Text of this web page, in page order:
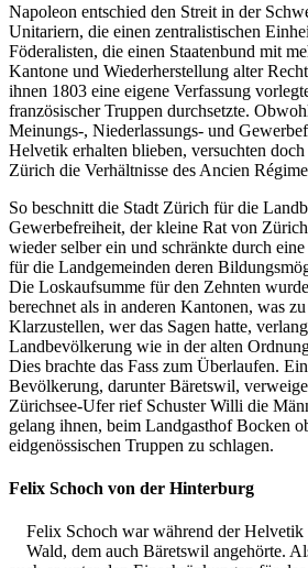
Napoleon entschied den Streit in der
Unitariern, die einen zentralistischen
Föderalisten, die einen Staatenbund mit
Kantone und Wiederherstellung alter
ihnen 1803 eine eigene Verfassung
französischer Truppen durchsetzte.
Meinungs-, Niederlassungs- und
Helvetik erhalten blieben, versuchten
Zürich die Verhältnisse des Ancien
So beschnitt die Stadt Zürich für die
Gewerbefreiheit, der kleine Rat von
wieder selber ein und schränkte durch
für die Landgemeinden deren
Die Loskaufsumme für den Zehnten
berechnet als in anderen Kantonen, was
Klarzustellen, wer das Sagen hatte,
Landbevölkerung wie in der alten
Dies brachte das Fass zum Überlaufen.
Bevölkerung, darunter Bäretswil,
Zürichsee-Ufer rief Schuster Willi die
gelang ihnen, beim Landgasthof Bocken
eidgenössischen Truppen zu schlagen.
Felix Schoch von der Hinterburg
Felix Schoch war während der Helvetik
Wald, dem auch Bäretswil angehörte.